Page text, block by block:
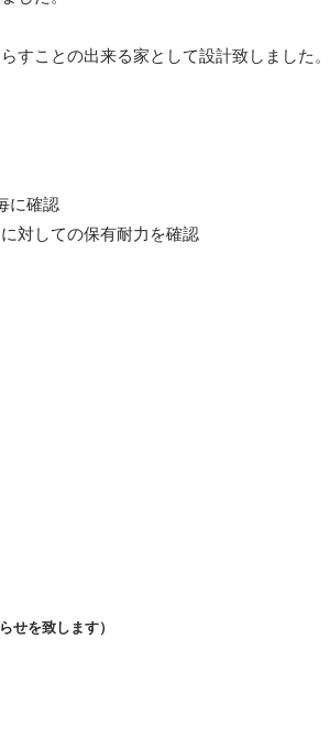
すことの出来る家として設計致しました。
に確認
対しての保有耐力を確認
せを致します）